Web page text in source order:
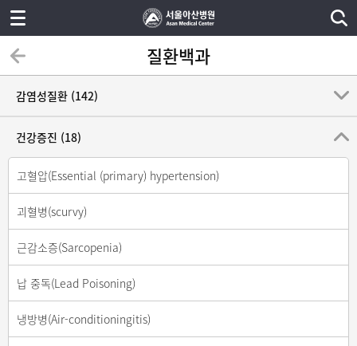
질환백과
감염성질환 (142)
건강증진 (18)
고혈압(Essential (primary) hypertension)
괴혈병(scurvy)
근감소증(Sarcopenia)
납 중독(Lead Poisoning)
냉방병(Air-conditioningitis)